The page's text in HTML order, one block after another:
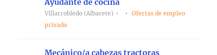
Ayudante de cocina
Villarrobledo (Albacete)
Ofertas de empleo
privado
Mecánico/a cabezas tractoras